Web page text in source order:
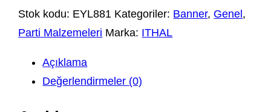
Stok kodu: EYL881 Kategoriler: Banner, Genel ,
Parti Malzemeleri Marka: ITHAL
Açıklama
Değerlendirmeler (0)